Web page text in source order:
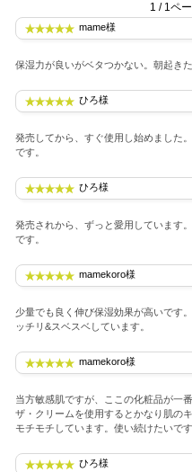
1 / 1ペ
mame様
保湿力が良いがベタつかない。朝起き
ひろ様
発売してから、すぐ使用し始めました
です。
ひろ様
発売されから、ずっと愛用しています
です。
mamekoro様
少量でも良く伸び保湿効果が高いです
ッチリ&スベスベしています。
mamekoro様
当方敏感肌ですが、ここの化粧品が
ザ・クリームを使用するとかなり肌の
モチモチしています。使い続けたいです
ひろ様